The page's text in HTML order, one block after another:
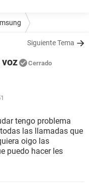
Siguiente Tema
Cerrado
tengo problema
las llamadas que
oigo las
puedo hacer les